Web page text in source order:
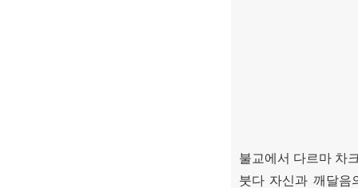
불교에서 다르마 차
붓다 자신과 깨달음